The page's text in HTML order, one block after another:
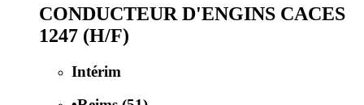
CONDUCTEUR D'ENGINS CACES
1247 (H/F)
Intérim